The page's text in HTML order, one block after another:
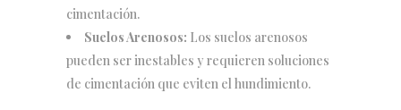
cimentación.
Suelos Arenosos: Los suelos arenosos
pueden ser inestables y requieren soluciones
de cimentación que eviten el hundimiento.